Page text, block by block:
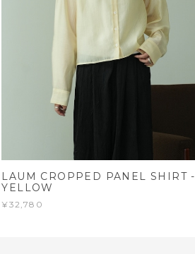
LAUM CROPPED PANEL SHIRT -
YELLOW
¥32,780